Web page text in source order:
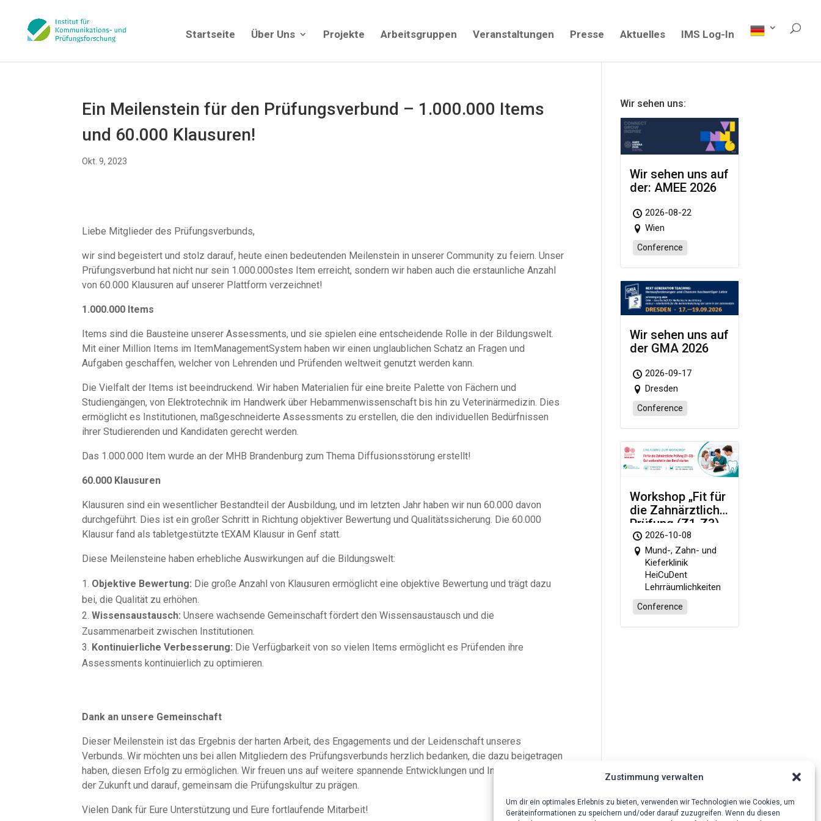
Zustimmung verwalten
Um dir ein optimales Erlebnis zu bieten, verwenden wir Technologien wie Cookies, um
Geräteinformationen zu speichern und/oder darauf zuzugreifen. Wenn du diesen
Startseite Über Uns Projekte Arbeitsgruppen Veranstaltungen Presse Aktuelles IMS Log-In
Ein Meilenstein für den Prüfungsverbund – 1.000.000 Items
und 60.000 Klausuren!
Okt. 9, 2023
Liebe Mitglieder des Prüfungsverbunds,
wir sind begeistert und stolz darauf, heute einen bedeutenden Meilenstein in unserer Community zu feiern. Unser
Prüfungsverbund hat nicht nur sein 1.000.000stes Item erreicht, sondern wir haben auch die erstaunliche Anzahl
von 60.000 Klausuren auf unserer Plattform verzeichnet!
1.000.000 Items
Items sind die Bausteine unserer Assessments, und sie spielen eine entscheidende Rolle in der Bildungswelt.
Mit einer Million Items im ItemManagementSystem haben wir einen unglaublichen Schatz an Fragen und
Aufgaben geschaffen, welcher von Lehrenden und Prüfenden weltweit genutzt werden kann.
Die Vielfalt der Items ist beeindruckend. Wir haben Materialien für eine breite Palette von Fächern und
Studiengängen, von Elektrotechnik im Handwerk über Hebammenwissenschaft bis hin zu Veterinärmedizin. Dies
ermöglicht es Institutionen, maßgeschneiderte Assessments zu erstellen, die den individuellen Bedürfnissen
ihrer Studierenden und Kandidaten gerecht werden.
Das 1.000.000 Item wurde an der MHB Brandenburg zum Thema Diffusionsstörung erstellt!
60.000 Klausuren
Klausuren sind ein wesentlicher Bestandteil der Ausbildung, und im letzten Jahr haben wir nun 60.000 davon
durchgeführt. Dies ist ein großer Schritt in Richtung objektiver Bewertung und Qualitätssicherung. Die 60.000
Klausur fand als tabletgestützte tEXAM Klausur in Genf statt.
Diese Meilensteine haben erhebliche Auswirkungen auf die Bildungswelt:
Objektive Bewertung: Die große Anzahl von Klausuren ermöglicht eine objektive Bewertung und trägt dazu
bei, die Qualität zu erhöhen.
Wissensaustausch: Unsere wachsende Gemeinschaft fördert den Wissensaustausch und die
Zusammenarbeit zwischen Institutionen.
Kontinuierliche Verbesserung: Die Verfügbarkeit von so vielen Items ermöglicht es Prüfenden ihre
Assessments kontinuierlich zu optimieren.
Dank an unsere Gemeinschaft
Dieser Meilenstein ist das Ergebnis der harten Arbeit, des Engagements und der Leidenschaft unseres
Verbunds. Wir möchten uns bei allen Mitgliedern des Prüfungsverbunds herzlich bedanken, die dazu beigetragen
haben, diesen Erfolg zu ermöglichen. Wir freuen uns auf weitere spannende Entwicklungen und Innovationen in
der Zukunft und darauf, gemeinsam die Prüfungskultur zu prägen.
Vielen Dank für Eure Unterstützung und Eure fortlaufende Mitarbeit!
Wir sehen uns:
Wir sehen uns auf
der: AMEE 2026
2026-08-22
Wien
Conference
Wir sehen uns auf
der GMA 2026
2026-09-17
Dresden
Conference
Workshop „Fit für
die Zahnärztliche
Prüfung (Z1-Z3)
– Gut vorbereitet
in den Beruf
starten“
2026-10-08
Mund-, Zahn- und
Kieferklinik
HeiCuDent
Lehrräumlichkeiten
Conference